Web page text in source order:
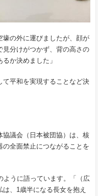
壕の外に運びましたが、顔が
見分けがつかず、背の高さの
か決めました」
て平和を実現することなど決
議会（日本被団協）は、核
全面禁止につながることを
ように語っています。「（広
、1歳半になる長女を抱え